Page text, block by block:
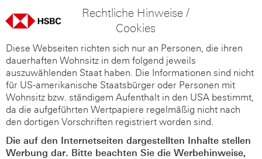
Rechtliche Hinweise /
Cookies
Diese Webseiten richten sich nur an Personen, die ihren
dauerhaften Wohnsitz in dem folgend jeweils
auszuwählenden Staat haben. Die Informationen sind nicht
für US-amerikanische Staatsbürger oder Personen mit
Wohnsitz bzw. ständigem Aufenthalt in den USA bestimmt,
da die aufgeführten Wertpapiere regelmäßig nicht nach
den dortigen Vorschriften registriert worden sind.
Die auf den Internetseiten dargestellten Inhalte stellen
Werbung dar. Bitte beachten Sie die Werbehinweise,